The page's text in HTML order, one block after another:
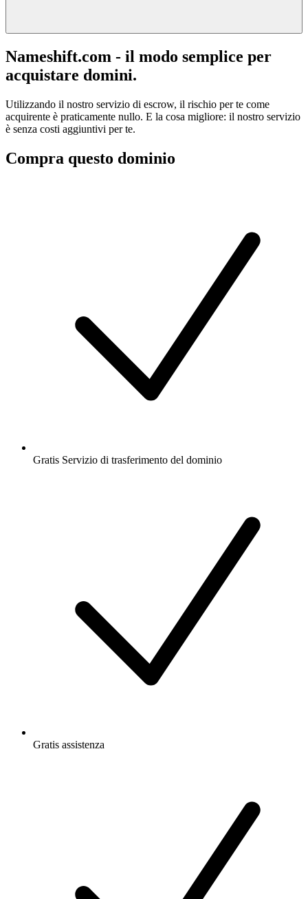
Nameshift.com - il modo semplice per
acquistare domini.
Utilizzando il nostro servizio di escrow, il rischio per te come
acquirente è praticamente nullo. E la cosa migliore: il nostro servizio
è senza costi aggiuntivi per te.
Compra questo dominio
Gratis Servizio di trasferimento del dominio
Gratis assistenza